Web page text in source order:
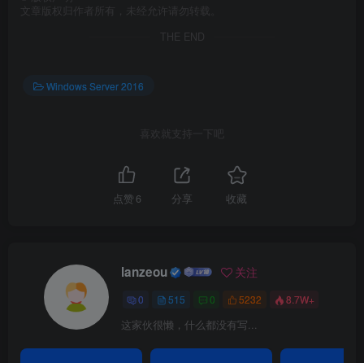
图9-29 加密服务提供程序属性
文章版权归作者所有，未经允许请勿转载。
THE END
Windows Server 2016
喜欢就支持一下吧
点赞 6 分享 收藏
lanzeou 关注
0 515 0 5232 8.7W+
这家伙很懒，什么都没有写...